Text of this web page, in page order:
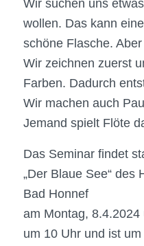
Wir suchen uns
wollen. Das kann
schöne Flasche.
Wir zeichnen zuerst
Farben. Dadurch
Wir machen auch
Jemand spielt Flöte
Das Seminar findet
„Der Blaue See“ des
Bad Honnef
am Montag,
um 10 Uhr und ist